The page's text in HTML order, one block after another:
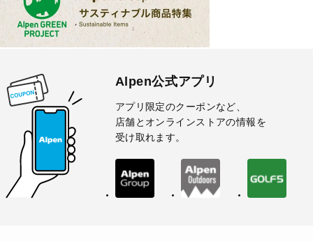
Alpen公式アプリ
アプリ限定のクーポンなど、
店舗とオンラインストアの情報を
受け取れます。